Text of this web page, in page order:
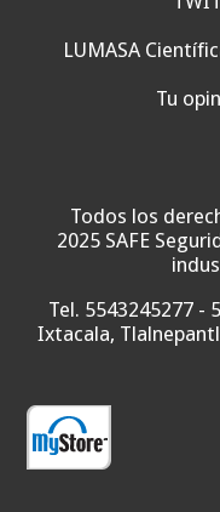
LUMASA
Tu
Todos los
2025 SAFE
Tel. 5543245277 -
Ixtacala,